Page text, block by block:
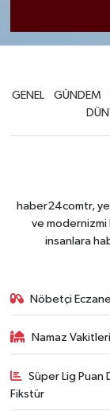
GENEL GÜNDEM
haber24comtr,
ve modernizmi
insanlara
Nöbetçi
Namaz Vakitleri
Süper Lig Puan
Fikstür